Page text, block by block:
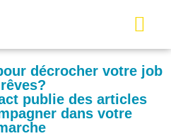
décrocher votre job
publie des articles
dans votre